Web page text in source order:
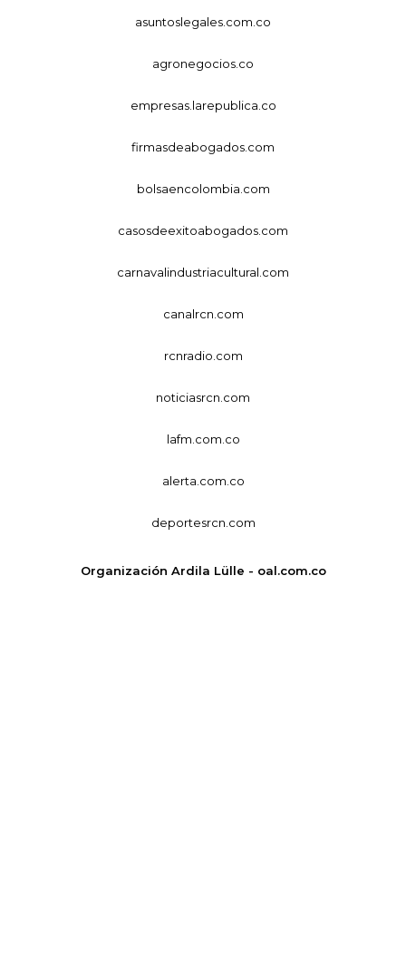
asuntoslegales.com.co
agronegocios.co
empresas.larepublica.co
firmasdeabogados.com
bolsaencolombia.com
casosdeexitoabogados.com
carnavalindustriacultural.com
canalrcn.com
rcnradio.com
noticiasrcn.com
lafm.com.co
alerta.com.co
deportesrcn.com
Organización Ardila Lülle - oal.com.co